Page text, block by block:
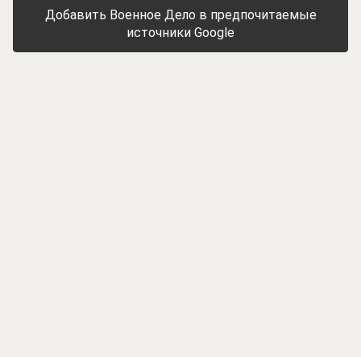
Добавить Военное Дело в предпочитаемые
источники Google